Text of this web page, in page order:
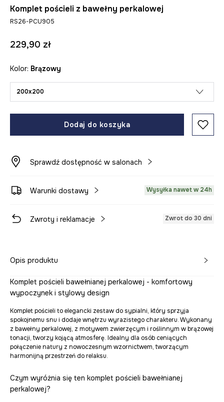
Komplet pościeli z bawełny perkalowej
RS26-PCU905
229,90 zł
Kolor: brązowy
200x200
Dodaj do koszyka
Sprawdź dostępność w salonach
Warunki dostawy Wysyłka nawet w 24h
Zwroty i reklamacje Zwrot do 30 dni
Opis produktu
Komplet pościeli bawełnianej perkalowej - komfortowy
wypoczynek i stylowy design
Komplet pościeli to elegancki zestaw do sypialni, który sprzyja
spokojnemu snu i dodaje wnętrzu wyrazistego charakteru. Wykonany
z bawełny perkalowej, z motywem zwierzęcym i roślinnym w brązowej
tonacji, tworzy kojącą atmosferę. Idealny dla osób ceniących
połączenie natury z nowoczesnym wzornictwem, tworzącym
harmonijną przestrzeń do relaksu.
Czym wyróżnia się ten komplet pościeli bawełnianej
perkalowej?